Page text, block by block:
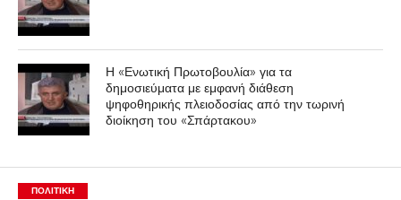
Η «Ενωτική Πρωτοβουλία» για τα
δημοσιεύματα με εμφανή διάθεση
ψηφοθηρικής πλειοδοσίας από την τωρινή
διοίκηση του «Σπάρτακου»
ΠΟΛΙΤΙΚΉ